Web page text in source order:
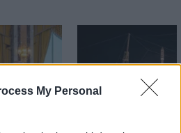
My Personal